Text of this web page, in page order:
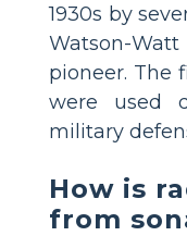
1930s by
Watson-
pioneer. The
were used
military
How is
from